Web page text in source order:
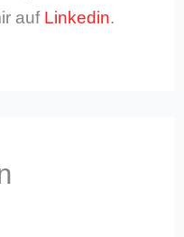
auf Linkedin.